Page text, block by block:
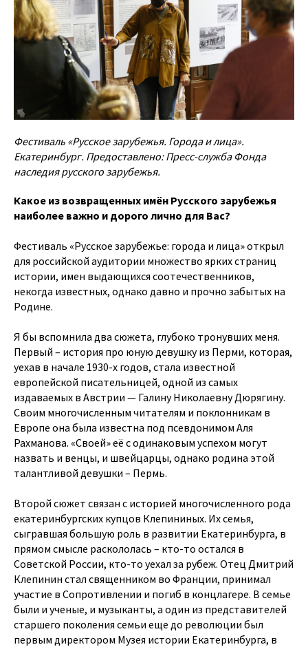
Фестиваль «Русское зарубежья. Города и лица».
Екатеринбург. Предоставлено: Пресс-служба Фонда
наследия русского зарубежья.
Какое из возвращенных имён Русского зарубежья
наиболее важно и дорого лично для Вас?
Фестиваль «Русское зарубежье: города и лица» открыл
для российской аудитории множество ярких страниц
истории, имен выдающихся соотечественников,
некогда известных, однако давно и прочно забытых на
Родине.
Я бы вспомнила два сюжета, глубоко тронувших меня.
Первый – история про юную девушку из Перми, которая,
уехав в начале 1930-х годов, стала известной
европейской писательницей, одной из самых
издаваемых в Австрии — Галину Николаевну Дюрягину.
Своим многочисленным читателям и поклонникам в
Европе она была известна под псевдонимом Аля
Рахманова. «Своей» её с одинаковым успехом могут
назвать и венцы, и швейцарцы, однако родина этой
талантливой девушки – Пермь.
Второй сюжет связан с историей многочисленного рода
екатеринбургских купцов Клепининых. Их семья,
сыгравшая большую роль в развитии Екатеринбурга, в
прямом смысле раскололась – кто-то остался в
Советской России, кто-то уехал за рубеж. Отец Дмитрий
Клепинин стал священником во Франции, принимал
участие в Сопротивлении и погиб в концлагере. В семье
были и ученые, и музыканты, а один из представителей
старшего поколения семьи еще до революции был
первым директором Музея истории Екатеринбурга, в